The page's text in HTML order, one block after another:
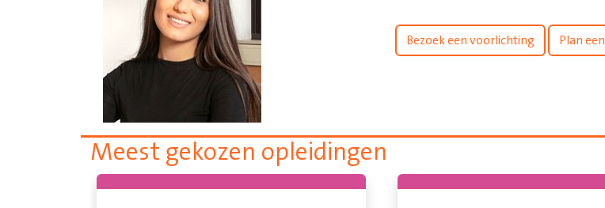
Bezoek een voorlichting Plan
Meest gekozen opleidingen